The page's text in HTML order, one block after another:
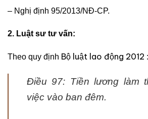
– Nghị định 95/2013/NĐ-CP.
2. Luật sư tư vấn:
Theo quy định Bộ luật lao động 2012 :
Điều 97: Tiền lương làm
việc vào ban đêm.